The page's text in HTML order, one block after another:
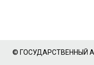
© ГОСУДАРСТВЕННЫЙ